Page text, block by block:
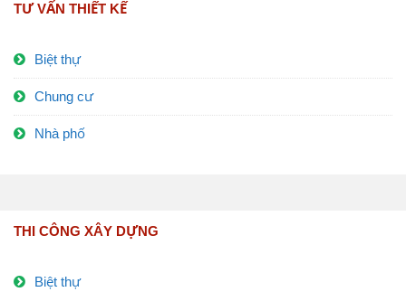
TƯ VẤN THIẾT KẾ
Biệt thự
Chung cư
Nhà phố
THI CÔNG XÂY DỰNG
Biệt thự